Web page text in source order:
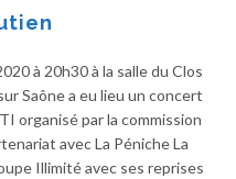
à 20h30 à la salle du Clos
Saône a eu lieu un concert
organisé par la commission
avec La Péniche La
Illimité avec ses reprises